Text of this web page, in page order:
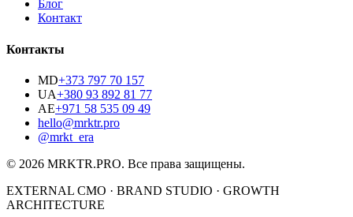
Блог
Контакт
Контакты
MD+373 797 70 157
UA+380 93 892 81 77
AE+971 58 535 09 49
hello@mrktr.pro
@mrkt_era
© 2026 MRKTR.PRO. Все права защищены.
EXTERNAL CMO · BRAND STUDIO · GROWTH
ARCHITECTURE